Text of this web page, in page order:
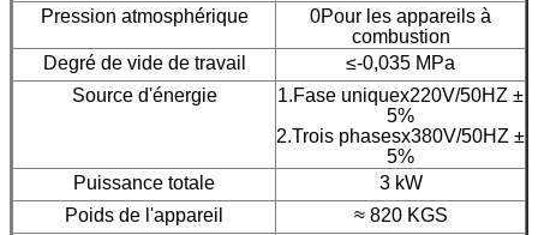
Pression atmosphérique
0Pour les appareils à
combustion
Degré de vide de travail
≤-0,035 MPa
Source d'énergie
1.Fase uniquex220V/50HZ ±
5%
2.Trois phasesx380V/50HZ ±
5%
Puissance totale
3 kW
Poids de l'appareil
≈ 820 KGS